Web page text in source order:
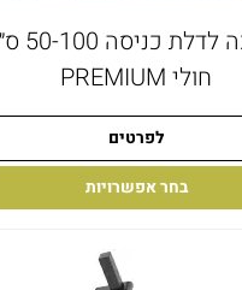
חולי PREMIUM
לפרטים
בחר אפשרויות